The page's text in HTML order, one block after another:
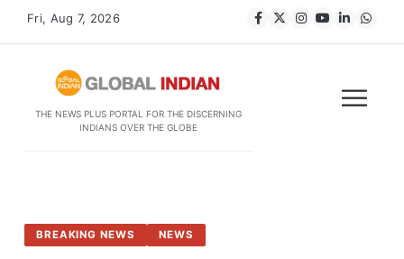
Fri, Aug 7, 2026
THE NEWS PLUS PORTAL FOR THE DISCERNING
INDIANS OVER THE GLOBE
BREAKING NEWS NEWS